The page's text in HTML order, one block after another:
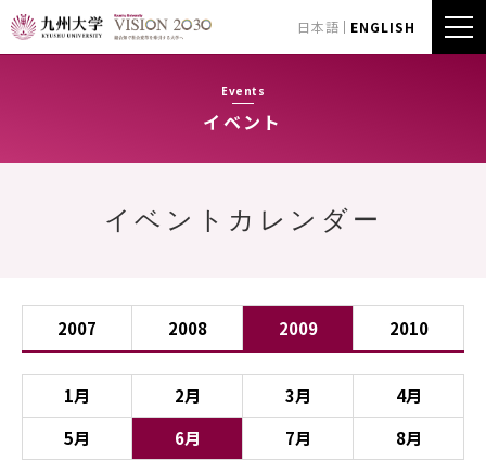
日本語 ENGLISH
Events
イベント
イベントカレンダー
2007 2008 2009 2010
1月 2月 3月
4月
5月
6月 7月
8月